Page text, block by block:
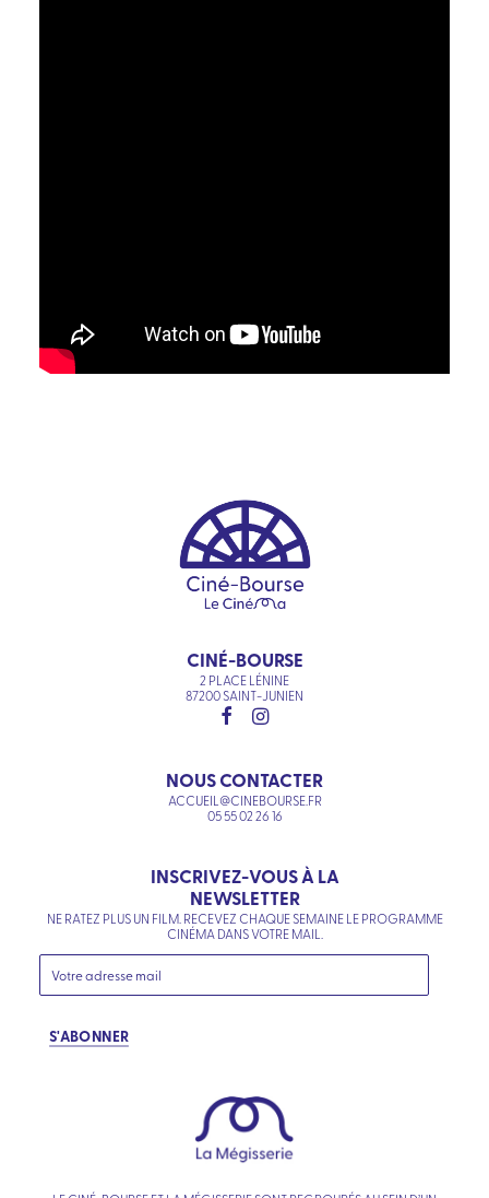
CINÉ-BOURSE
2 PLACE LÉNINE
87200 SAINT-JUNIEN
NOUS CONTACTER
ACCUEIL@CINEBOURSE.FR
05 55 02 26 16
INSCRIVEZ-VOUS À LA
NEWSLETTER
NE RATEZ PLUS UN FILM. RECEVEZ CHAQUE SEMAINE LE PROGRAMME
CINÉMA DANS VOTRE MAIL.
S'ABONNER